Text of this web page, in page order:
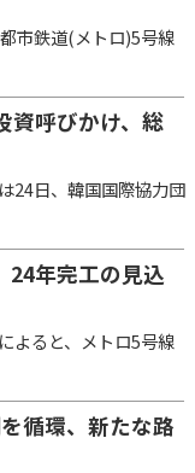
市鉄道(メトロ)5号線
資呼びかけ、総
24日、韓国国際協力団
24年完工の見込
よると、メトロ5号線
循環、新たな路